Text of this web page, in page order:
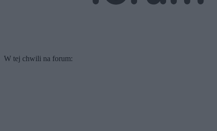
W tej chwili na forum: